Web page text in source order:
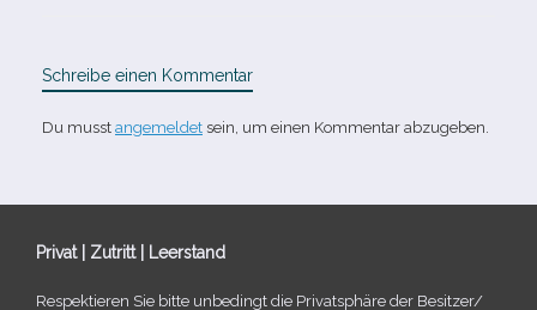
Schreibe einen Kommentar
Du musst angemeldet sein, um einen Kommentar abzugeben.
Privat | Zutritt | Leerstand
Respektieren Sie bitte unbe­dingt die Privatsphäre der Besitzer/​